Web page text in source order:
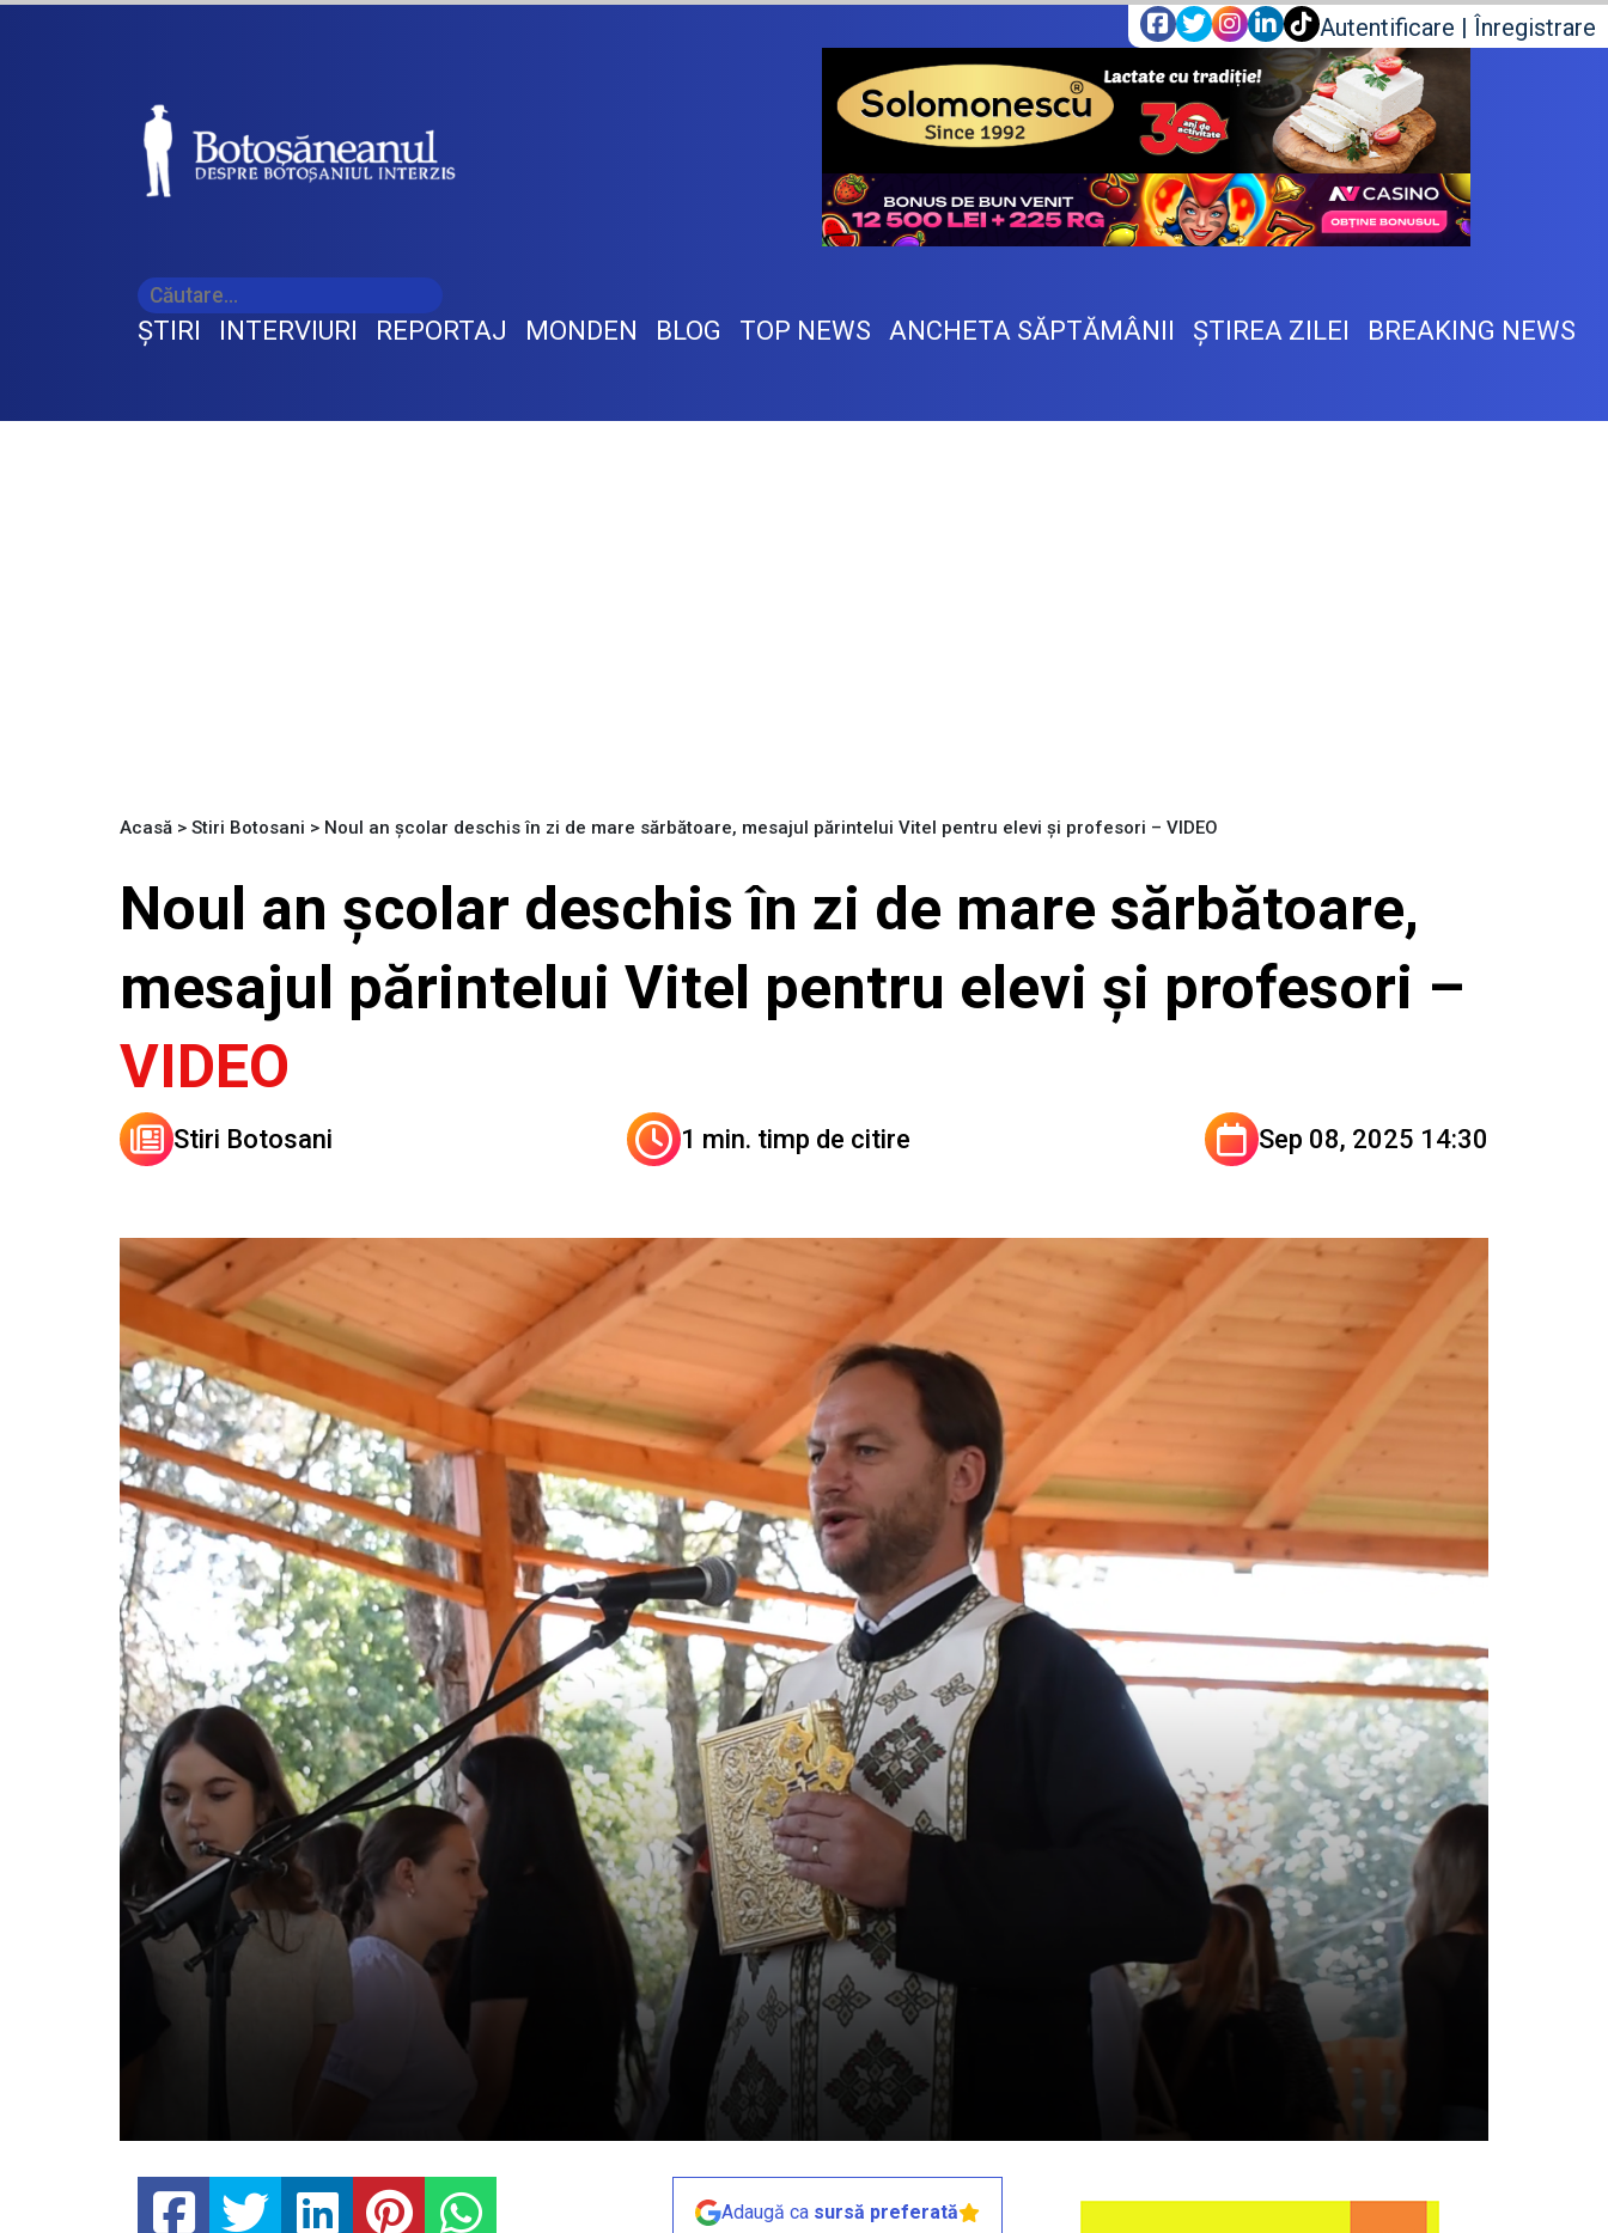
Autentificare | Înregistrare
ŞTIRI INTERVIURI REPORTAJ MONDEN BLOG TOP NEWS ANCHETA SĂPTĂMÂNII ŞTIREA ZILEI BREAKING NEWS
Acasă > Stiri Botosani > Noul an școlar deschis în zi de mare sărbătoare, mesajul părintelui Vitel pentru elevi și profesori – VIDEO
Noul an școlar deschis în zi de mare sărbătoare,
mesajul părintelui Vitel pentru elevi și profesori –
VIDEO
Stiri Botosani 1 min. timp de citire Sep 08, 2025 14:30
Adaugă ca sursă preferată